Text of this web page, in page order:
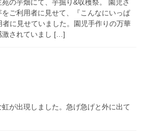
の芋畑にて、芋掘り&収穫祭。 園児さ
ご利用者に見せて、『こんなにいっぱ
に見せていました。園児手作りの万華
激されていまし […]
が出現しました。急げ急げと外に出て